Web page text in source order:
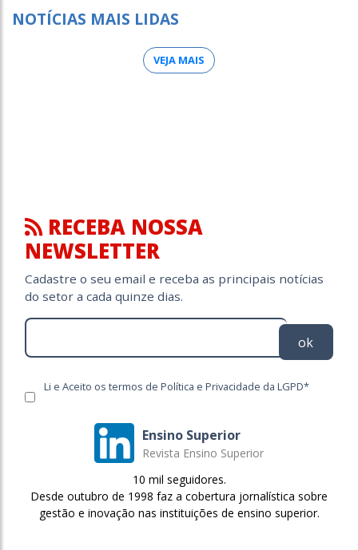
NOTÍCIAS MAIS LIDAS
VEJA MAIS
RECEBA NOSSA
NEWSLETTER
Cadastre o seu email e receba as principais notícias
do setor a cada quinze dias.
ok
Li e Aceito os termos de Política e Privacidade da LGPD*
Ensino Superior
Revista Ensino Superior
10 mil seguidores.
Desde outubro de 1998 faz a cobertura jornalística sobre
gestão e inovação nas instituições de ensino superior.